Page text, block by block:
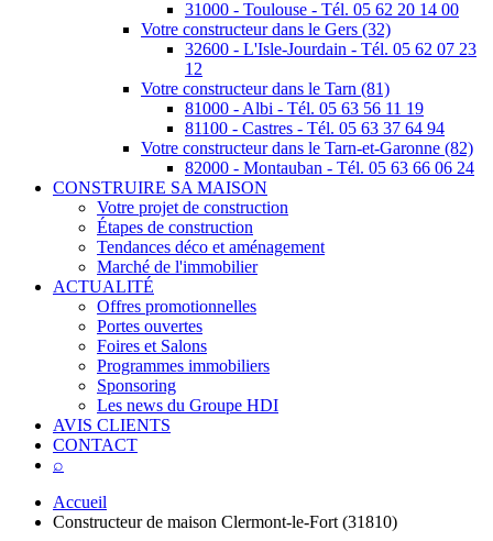
31000 - Toulouse - Tél. 05 62 20 14 00
Votre constructeur dans le Gers (32)
32600 - L'Isle-Jourdain - Tél. 05 62 07 23
12
Votre constructeur dans le Tarn (81)
81000 - Albi - Tél. 05 63 56 11 19
81100 - Castres - Tél. 05 63 37 64 94
Votre constructeur dans le Tarn-et-Garonne (82)
82000 - Montauban - Tél. 05 63 66 06 24
CONSTRUIRE SA MAISON
Votre projet de construction
Étapes de construction
Tendances déco et aménagement
Marché de l'immobilier
ACTUALITÉ
Offres promotionnelles
Portes ouvertes
Foires et Salons
Programmes immobiliers
Sponsoring
Les news du Groupe HDI
AVIS CLIENTS
CONTACT
⌕
Accueil
Constructeur de maison Clermont-le-Fort (31810)